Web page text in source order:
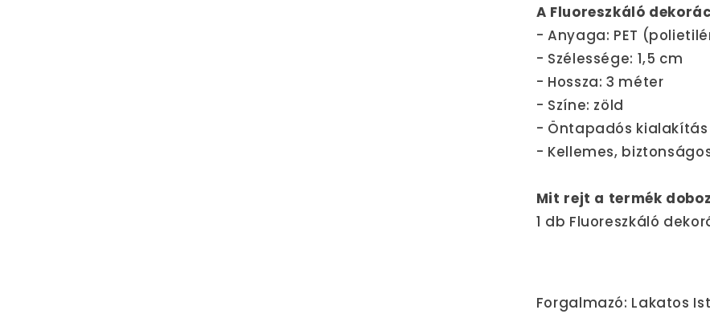
A Fluoreszkáló
- Anyaga: PET
- Szélessége: 1,5 cm
- Hossza: 3 méter
- Színe: zöld
- Öntapadós kialakítás
- Kellemes,
Mit rejt a termék
1 db Fluoreszkáló
Forgalmazó: Lakatos